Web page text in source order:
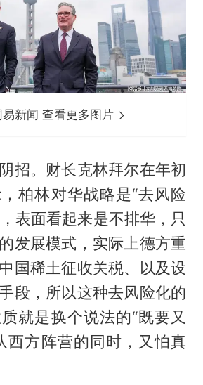
易新闻 查看更多图片
招。财长克林拜尔在年初
柏林对华战略是“去风险
表面看起来是不排华，只
发展模式，实际上德方重
国稀土征收关税、以及设
段，所以这种去风险化的
就是换个说法的“既要又
西方阵营的同时，又怕真